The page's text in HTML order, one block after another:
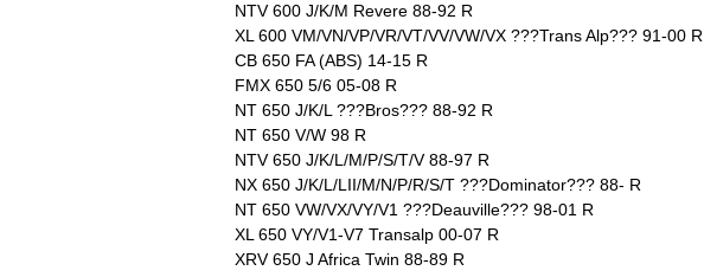
NTV 600 J/K/M Revere 88-92 R
XL 600 VM/VN/VP/VR/VT/VV/VW/VX ???Trans Alp??? 91-00 R
CB 650 FA (ABS) 14-15 R
FMX 650 5/6 05-08 R
NT 650 J/K/L ???Bros??? 88-92 R
NT 650 V/W 98 R
NTV 650 J/K/L/M/P/S/T/V 88-97 R
NX 650 J/K/L/LII/M/N/P/R/S/T ???Dominator??? 88- R
NT 650 VW/VX/VY/V1 ???Deauville??? 98-01 R
XL 650 VY/V1-V7 Transalp 00-07 R
XRV 650 J Africa Twin 88-89 R